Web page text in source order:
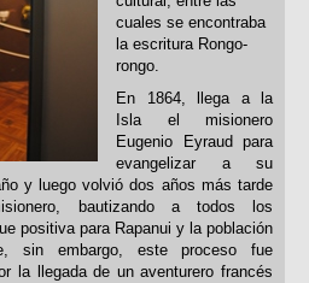
cuales se encontraba
la escritura Rongo-
rongo.
En 1864, llega a la
Isla el misionero
Eugenio Eyraud para
evangelizar a su
y luego volvió dos años más tarde
bautizando a todos los
positiva para Rapanui y la población
sin embargo, este proceso fue
la llegada de un aventurero francés